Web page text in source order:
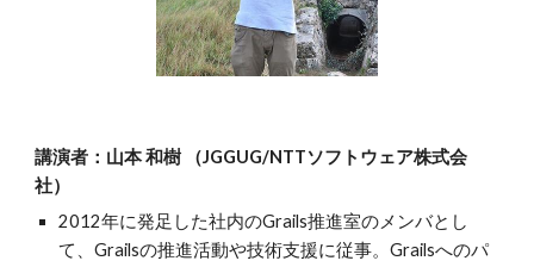
講演者：山本 和樹 （JGGUG/NTTソフトウェア株式会
社）
2012年に発足した社内のGrails推進室のメンバとし
て、Grailsの推進活動や技術支援に従事。Grailsへのパ